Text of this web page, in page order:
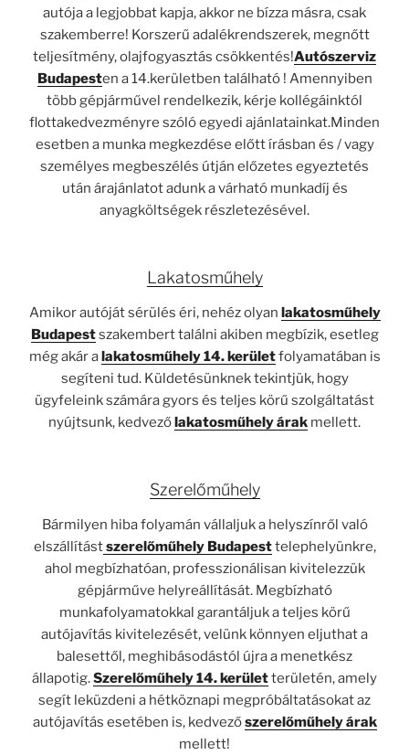
autója a legjobbat kapja, akkor ne bízza másra, csak
szakemberre! Korszerű adalékrendszerek, megnőtt
teljesítmény, olajfogyasztás csökkentés!Autószerviz
Budapesten a 14.kerületben található ! Amennyiben
több gépjárművel rendelkezik, kérje kollégáinktól
flottakedvezményre szóló egyedi ajánlatainkat.Minden
esetben a munka megkezdése előtt írásban és / vagy
személyes megbeszélés útján előzetes egyeztetés
után árajánlatot adunk a várható munkadíj és
anyagköltségek részletezésével.
Lakatosműhely
Amikor autóját sérülés éri, nehéz olyan lakatosműhely
Budapestszakembert találni akiben megbízik, esetleg
még akár alakatosműhely 14. kerületfolyamatában is
segíteni tud. Küldetésünknek tekintjük, hogy
ügyfeleink számára gyors és teljes körű szolgáltatást
nyújtsunk, kedvezőlakatosműhely árak mellett.
Szerelőműhely
Bármilyen hiba folyamán vállaljuk a helyszínről való
elszállítástszerelőműhely Budapesttelephelyünkre,
ahol megbízhatóan, professzionálisan kivitelezzük
gépjárműve helyreállítását. Megbízható
munkafolyamatokkal garantáljuk a teljes körű
autójavítás kivitelezését, velünk könnyen eljuthat a
balesettől, meghibásodástól újra a menetkész
állapotig.Szerelőműhely 14. kerületterületén, amely
segít leküzdeni a hétköznapi megpróbáltatásokat az
autójavítás esetében is, kedvezőszerelőműhely árak
mellett!